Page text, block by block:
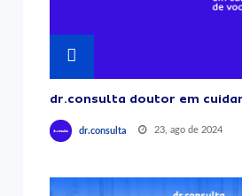
dr.consulta doutor em
dr.consulta 23, ago de 2024